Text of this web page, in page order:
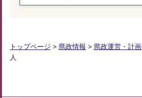
トップページ > 県政情報 > 県政運営・計画
人